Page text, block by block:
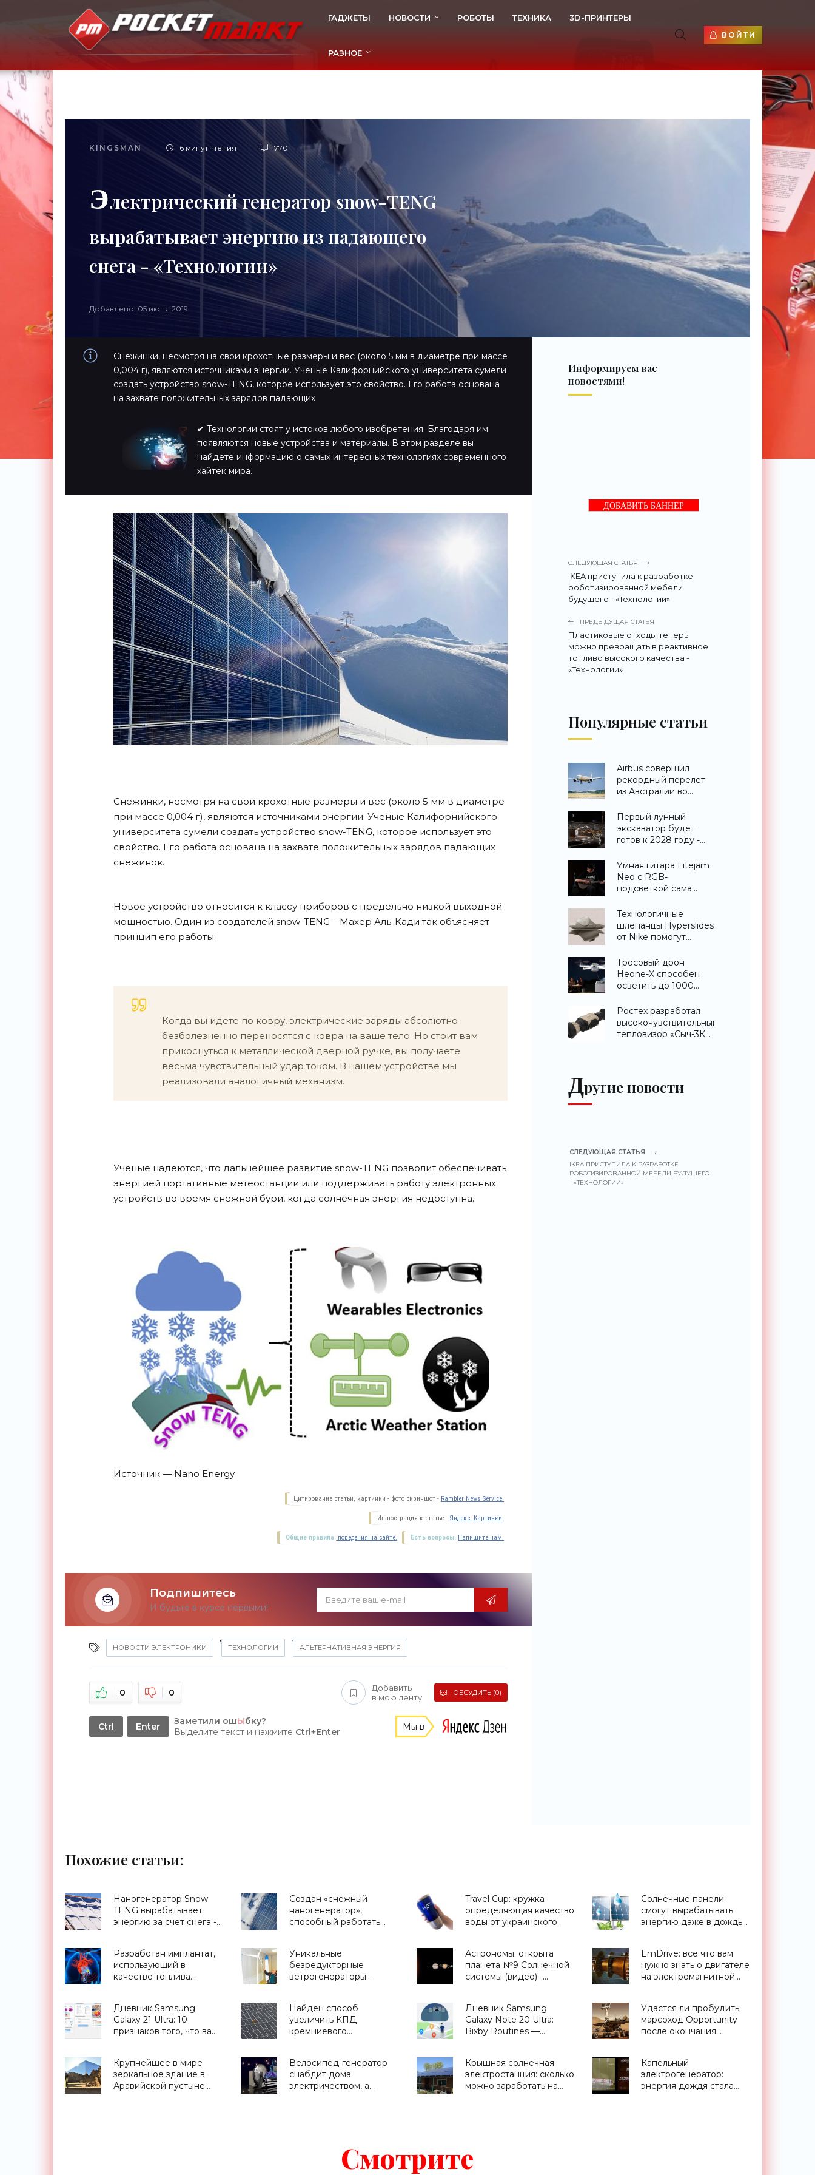
ГАДЖЕТЫ НОВОСТИ РОБОТЫ ТЕХНИКА 3D-ПРИНТЕРЫ
РАЗНОЕ
ВОЙТИ
KINGSMAN 6 минут чтения 770
Электрический генератор snow-TENG
вырабатывает энергию из падающего
снега - «Технологии»
Добавлено: 05 июня 2019
Cнежинки, несмотря на свои крохотные размеры и вес (около 5 мм в диаметре при массе
0,004 г), являются источниками энергии. Ученые Калифорнийского университета сумели
создать устройство snow-TENG, которое использует это свойство. Его работа основана
на захвате положительных зарядов падающих
✔ Технологии стоят у истоков любого изобретения. Благодаря им
появляются новые устройства и материалы. В этом разделе вы
найдете информацию о самых интересных технологиях современного
хайтек мира.
Cнежинки, несмотря на свои крохотные размеры и вес (около 5 мм в диаметре
при массе 0,004 г), являются источниками энергии. Ученые Калифорнийского
университета сумели создать устройство snow-TENG, которое использует это
свойство. Его работа основана на захвате положительных зарядов падающих
снежинок.
Новое устройство относится к классу приборов с предельно низкой выходной
мощностью. Один из создателей snow-TENG – Махер Аль-Кади так объясняет
принцип его работы:
Когда вы идете по ковру, электрические заряды абсолютно
безболезненно переносятся с ковра на ваше тело. Но стоит вам
прикоснуться к металлической дверной ручке, вы получаете
весьма чувствительный удар током. В нашем устройстве мы
реализовали аналогичный механизм.
Ученые надеются, что дальнейшее развитие snow-TENG позволит обеспечивать
энергией портативные метеостанции или поддерживать работу электронных
устройств во время снежной бури, когда солнечная энергия недоступна.
Источник — Nano Energy
Цитирование статьи, картинки - фото скриншот - Rambler News Service.
Иллюстрация к статье - Яндекс. Картинки.
Есть вопросы. Напишите нам.
Общие правила поведения на сайте.
Подпишитесь
И будьте в курсе первыми!
НОВОСТИ ЭЛЕКТРОНИКИ
,
ТЕХНОЛОГИИ
,
АЛЬТЕРНАТИВНАЯ ЭНЕРГИЯ
0 0
Добавить
в мою ленту
ОБСУДИТЬ (0)
Ctrl Enter Заметили ошЫбку?
Выделите текст и нажмите Ctrl+Enter Мы в
Информируем вас
новостями!
ДОБАВИТЬ БАННЕР
СЛЕДУЮЩАЯ СТАТЬЯ
IKEA приступила к разработке
роботизированной мебели
будущего - «Технологии»
ПРЕДЫДУЩАЯ СТАТЬЯ
Пластиковые отходы теперь
можно превращать в реактивное
топливо высокого качества -
«Технологии»
Популярные статьи
Airbus совершил
рекордный перелет
из Австралии во
«Техника»
Первый лунный
экскаватор будет
готов к 2028 году -
Умная гитара Litejam
Neo с RGB-
подсветкой сама
«Гаджеты»
Технологичные
шлепанцы Hyperslides
от Nike помогут
ноги после
тренировки -
«Гаджеты»
Тросовый дрон
Heone-X способен
осветить до 1000
земли -
«Беспилотники»
Ростех разработал
высокочувствительный
тепловизор «Сыч-3К»
Другие новости
СЛЕДУЮЩАЯ СТАТЬЯ
IKEA ПРИСТУПИЛА К РАЗРАБОТКЕ
РОБОТИЗИРОВАННОЙ МЕБЕЛИ БУДУЩЕГО
- «ТЕХНОЛОГИИ»
Похожие статьи:
Наногенератор Snow
TENG вырабатывает
энергию за счет снега -
Создан «снежный
наногенератор»,
способный работать
«Новости Электроники»
Travel Cup: кружка
определяющая качество
воды от украинского
Солнечные панели
смогут вырабатывать
энергию даже в дождь
- «Новости
Электроники»
Разработан имплантат,
использующий в
качестве топлива
«Технологии»
Уникальные
безредукторные
ветрогенераторы
- «Новости
Электроники»
Астрономы: открыта
планета №9 Солнечной
системы (видео) -
EmDrive: все что вам
нужно знать о двигателе
на электромагнитной
Дневник Samsung
Galaxy 21 Ultra: 10
признаков того, что вам
Найден способ
увеличить КПД
кремниевого
фундаментальный
предел Шокли-
Квиссера - «Новости
Дневник Samsung
Galaxy Note 20 Ultra:
Bixby Routines —
будущее - «Смартфоны»
Удастся ли пробудить
марсоход Opportunity
после окончания
Крупнейшее в мире
зеркальное здание в
Аравийской пустыне
Велосипед-генератор
снабдит дома
электричеством, а
(видео) - «Новости
Электроники»
Крышная солнечная
электростанция: сколько
можно заработать на
Капельный
электрогенератор:
энергия дождя стала
Смотрите